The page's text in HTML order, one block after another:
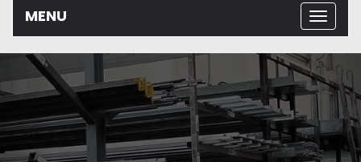
MENU
Previous